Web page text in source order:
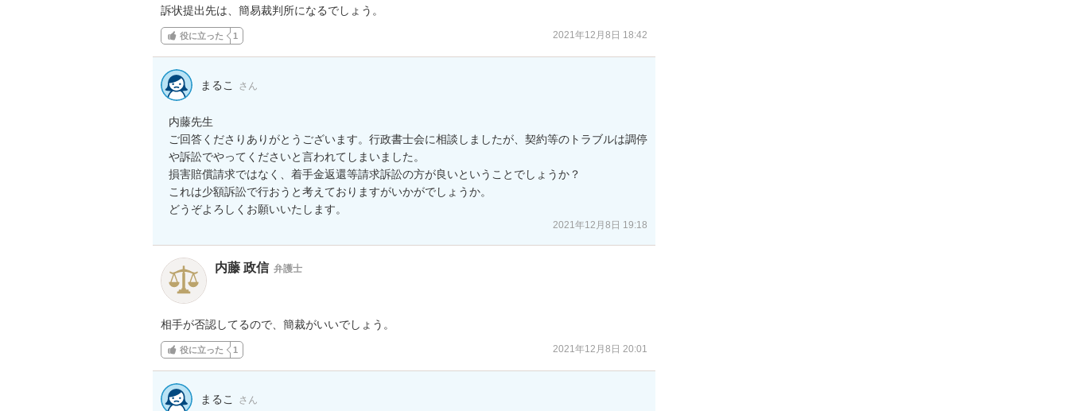
訴状提出先は、簡易裁判所になるでしょう。
役に立った 1 2021年12月8日 18:42
まるこ さん
内藤先生
ご回答くださりありがとうございます。行政書士会に相談しましたが、契約等のトラブルは調停
や訴訟でやってくださいと言われてしまいました。
損害賠償請求ではなく、着手金返還等請求訴訟の方が良いということでしょうか？
これは少額訴訟で行おうと考えておりますがいかがでしょうか。
どうぞよろしくお願いいたします。
2021年12月8日 19:18
内藤 政信 弁護士
相手が否認してるので、簡裁がいいでしょう。
役に立った 1 2021年12月8日 20:01
まるこ さん